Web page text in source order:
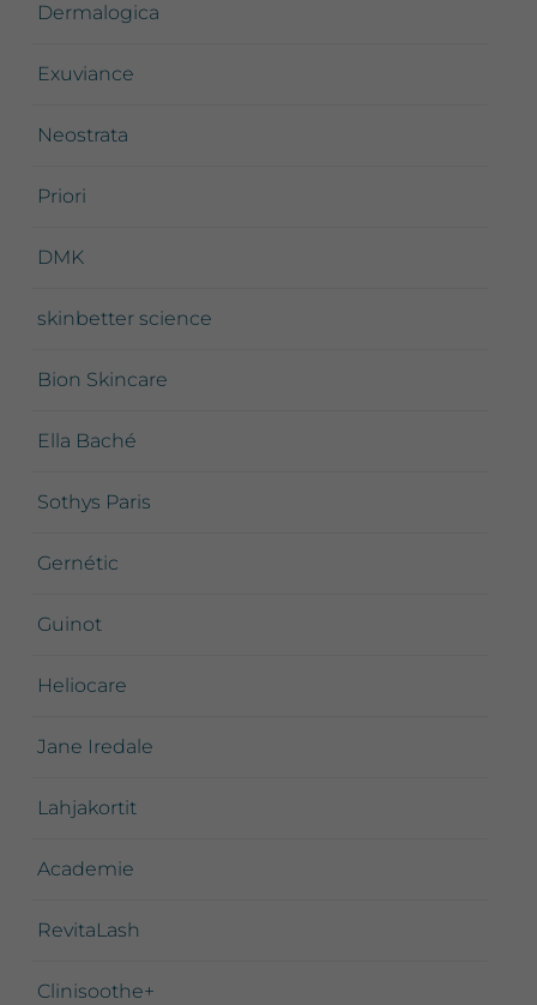
Dermalogica
Exuviance
Neostrata
Priori
DMK
skinbetter science
Bion Skincare
Ella Baché
Sothys Paris
Gernétic
Guinot
Heliocare
Jane Iredale
Lahjakortit
Academie
RevitaLash
Clinisoothe+